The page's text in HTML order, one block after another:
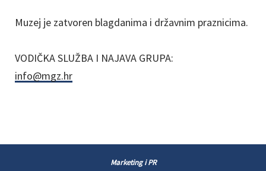
Muzej je zatvoren blagdanima i državnim praznicima.
VODIČKA SLUŽBA I NAJAVA GRUPA:
info@mgz.hr
Marketing i PR